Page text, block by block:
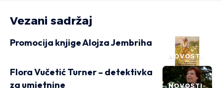
Vezani sadržaj
NOVOSTI
Promocija knjige Alojza Jembriha
NOVOSTI
Flora Vučetić Turner – detektivka
za umjetnine